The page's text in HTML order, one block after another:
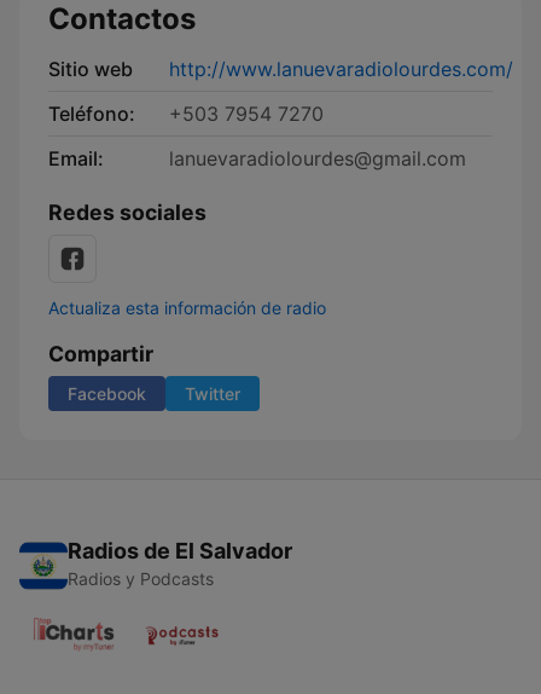
Contactos
Sitio web
http://www.lanuevaradiolourdes.com/
Teléfono:
+503 7954 7270
Email:
lanuevaradiolourdes@gmail.com
Redes sociales
Actualiza esta información de radio
Compartir
Facebook Twitter
Radios de El Salvador
Radios y Podcasts